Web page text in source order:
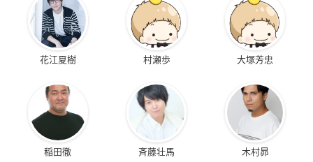
花江夏樹 村瀬歩 大塚芳忠
稲田徹 斉藤壮馬 木村昴